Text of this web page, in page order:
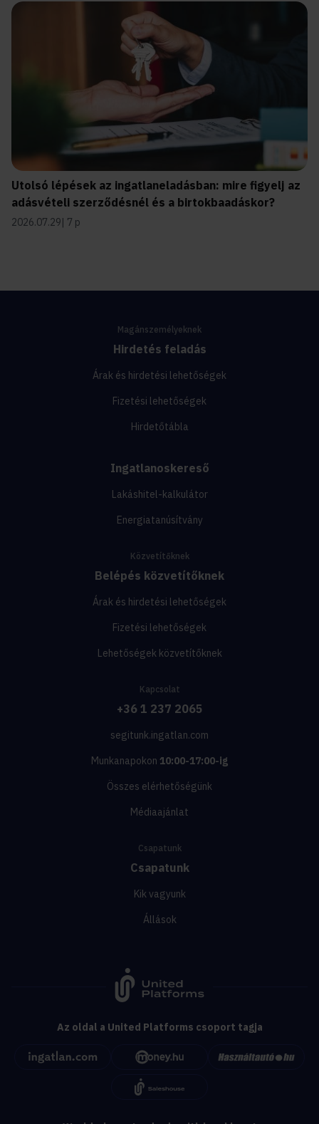
Utolsó lépések az ingatlaneladásban: mire figyelj az
adásvételi szerződésnél és a birtokbaadáskor?
2026.07.29 7 p
Magánszemélyeknek
Hirdetés feladás
Árak és hirdetési lehetőségek
Fizetési lehetőségek
Hirdetőtábla
Ingatlanoskereső
Lakáshitel-kalkulátor
Energiatanúsítvány
Közvetítőknek
Belépés közvetítőknek
Árak és hirdetési lehetőségek
Fizetési lehetőségek
Lehetőségek közvetítőknek
Kapcsolat
+36 1 237 2065
segitunk.ingatlan.com
Munkanapokon 10:00-17:00-ig
Összes elérhetőségünk
Médiaajánlat
Csapatunk
Csapatunk
Kik vagyunk
Állások
Az oldal a United Platforms csoport tagja